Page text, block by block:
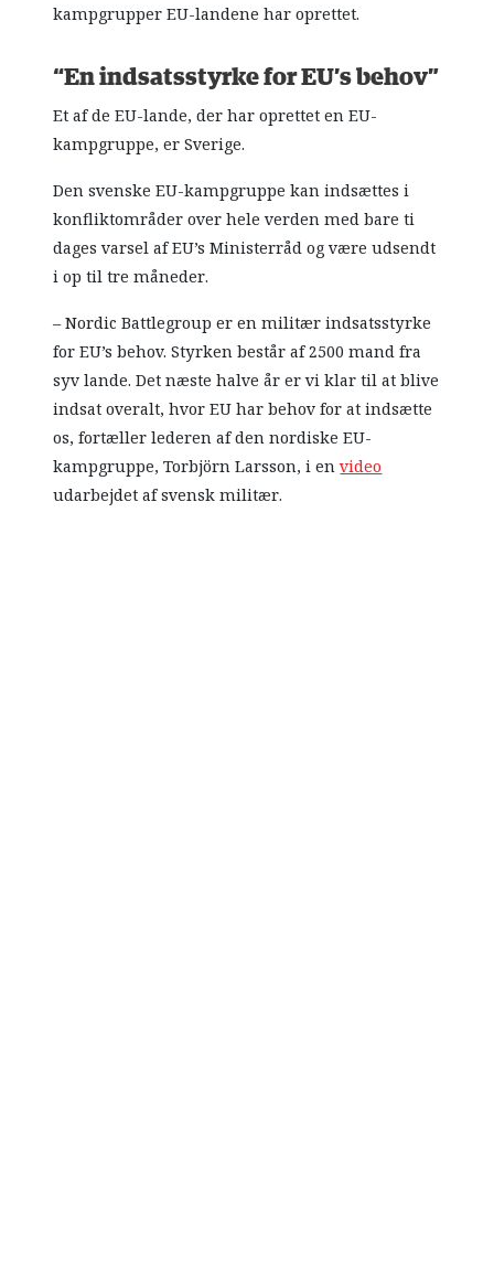
kampgrupper EU-landene har oprettet.
“En indsatsstyrke for EU’s behov”
Et af de EU-lande, der har oprettet en EU-
kampgruppe, er Sverige.
Den svenske EU-kampgruppe kan indsættes i
konfliktområder over hele verden med bare ti
dages varsel af EU’s Ministerråd og være udsendt
i op til tre måneder.
– Nordic Battlegroup er en militær indsatsstyrke
for EU’s behov. Styrken består af 2500 mand fra
syv lande. Det næste halve år er vi klar til at blive
indsat overalt, hvor EU har behov for at indsætte
os, fortæller lederen af den nordiske EU-
kampgruppe, Torbjörn Larsson, i envideo
udarbejdet af svensk militær.